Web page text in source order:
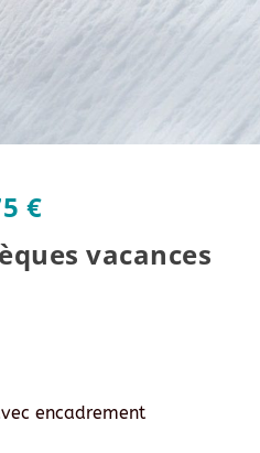
€
vacances
encadrement